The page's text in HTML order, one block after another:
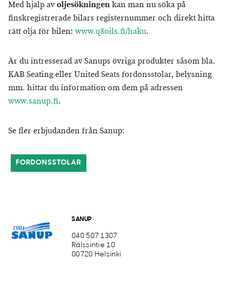
Med hjälp avoljesökningenkan man nu söka på
finskregistrerade bilars registernummer och direkt hitta
rätt olja för bilen: www.q8oils.fi/haku.
Är du intresserad av Sanups övriga produkter såsom bla.
KAB Seating eller United Seats fordonsstolar, belysning
mm. hittar du information om dem på adressen
www.sanup.fi.
Se fler erbjudanden från Sanup:
FORDONSSTOLAR
SANUP
040 507 1307
Rälssintie 10
00720 Helsinki